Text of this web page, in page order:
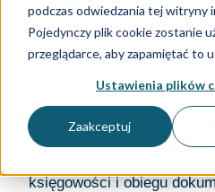
podczas odwiedzania tej witryny
Pojedynczy plik cookie zostanie
przeglądarce, aby zapamiętać to
Ustawienia plików
Zaakceptuj
Referencje
Nasza firma
w zakresieobsługi
raportowanie do GUS,
wsparcie przy wdrożeniu
księgowości i obiegu